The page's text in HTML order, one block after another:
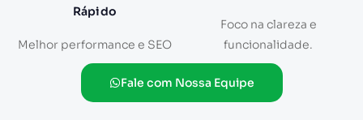
Rápido
Melhor performance e SEO
Foco na clareza e
funcionalidade.
Fale com Nossa Equipe